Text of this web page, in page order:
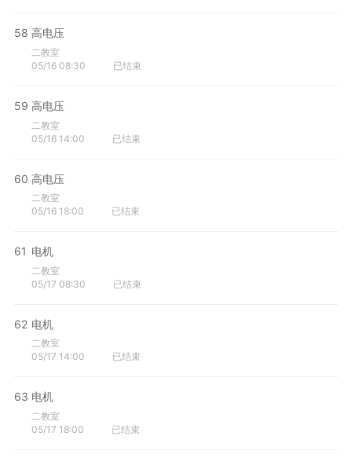
58 高电压
二教室
05/16 08:30
已结束
59 高电压
二教室
05/16 14:00
已结束
60 高电压
二教室
05/16 18:00
已结束
61 电机
二教室
05/17 08:30
已结束
62 电机
二教室
05/17 14:00
已结束
63 电机
二教室
05/17 18:00
已结束